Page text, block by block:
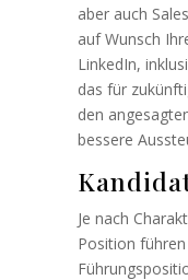
aber auch
auf Wunsch
LinkedIn,
das für
den
bessere
Je nach
Position